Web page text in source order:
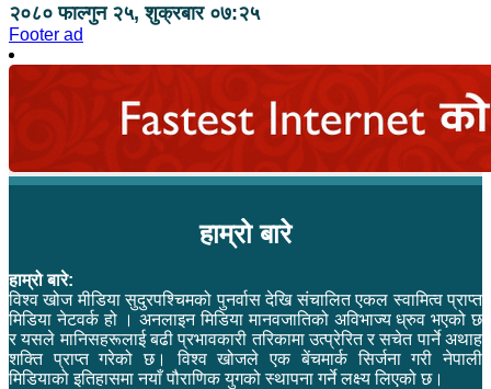
२०८० फाल्गुन २५, शुक्रबार ०७:२५
Footer ad
हाम्रो बारे
हाम्रो बारे:
विश्व खोज मीडिया सुदुरपश्चिमको पुनर्वास देखि संचालित एकल स्वामित्व प्राप्त
मिडिया नेटवर्क हो । अनलाइन मिडिया मानवजातिको अविभाज्य ध्रुव भएको छ
र यसले मानिसहरूलाई बढी प्रभावकारी तरिकामा उत्प्रेरित र सचेत पार्ने अथाह
शक्ति प्राप्त गरेको छ। विश्व खोजले एक बेंचमार्क सिर्जना गरी नेपाली
मिडियाको इतिहासमा नयाँ पौराणिक युगको स्थापना गर्ने लक्ष्य लिएको छ।